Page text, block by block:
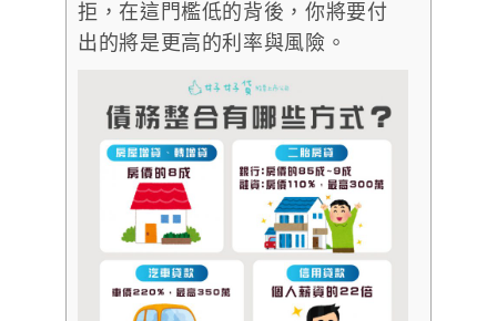
拒，在這門檻低的背後，你將要付
出的將是更高的利率與風險。